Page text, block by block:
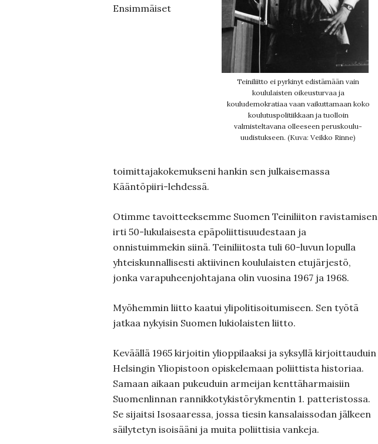
Teiniliitto ei pyrkinyt edistämään vain
koululaisten oikeusturvaa ja
kouludemokratiaa vaan vaikuttamaan koko
koulutuspolitiikkaan ja tuolloin
valmisteltavana olleeseen peruskoulu-
uudistukseen. (Kuva: Veikko Rinne)
Ensimmäiset
toimittajakokemukseni hankin sen julkaisemassa
Kääntöpiiri-lehdessä.
Otimme tavoitteeksemme Suomen Teiniliiton ravistamisen
irti 50-lukulaisesta epäpoliittisuudestaan ja
onnistuimmekin siinä. Teiniliitosta tuli 60-luvun lopulla
yhteiskunnallisesti aktiivinen koululaisten etujärjestö,
jonka varapuheenjohtajana olin vuosina 1967 ja 1968.
Myöhemmin liitto kaatui ylipolitisoitumiseen. Sen työtä
jatkaa nykyisin Suomen lukiolaisten liitto.
Keväällä 1965 kirjoitin ylioppilaaksi ja syksyllä kirjoittauduin
Helsingin Yliopistoon opiskelemaan poliittista historiaa.
Samaan aikaan pukeuduin armeijan kenttäharmaisiin
Suomenlinnan rannikkotykistörykmentin 1. patteristossa.
Se sijaitsi Isosaaressa, jossa tiesin kansalaissodan jälkeen
säilytetyn isoisääni ja muita poliittisia vankeja.